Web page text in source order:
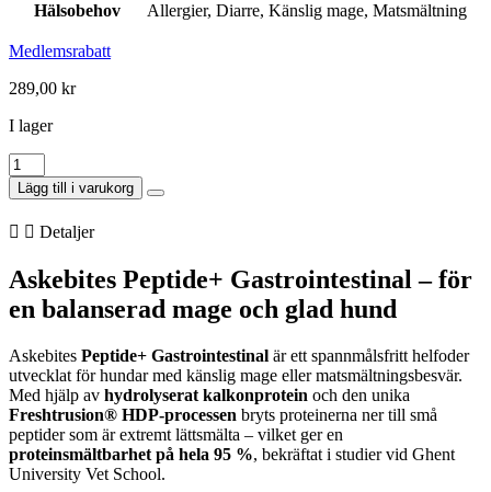
Hälsobehov Allergier, Diarre, Känslig mage, Matsmältning
Medlemsrabatt
289,00 kr
I lager
Askebites
Gastrointestinal
Hypoallergenisk
Hydrolyserat
1,5kg
Lägg till i varukorg
Detaljer
Askebites Peptide+ Gastrointestinal – för
en balanserad mage och glad hund
Askebites Peptide+ Gastrointestinal är ett spannmålsfritt helfoder
utvecklat för hundar med känslig mage eller matsmältningsbesvär.
Med hjälp av hydrolyserat kalkonprotein och den unika
Freshtrusion® HDP-processen bryts proteinerna ner till små
peptider som är extremt lättsmälta – vilket ger en
proteinsmältbarhet på hela 95 %, bekräftat i studier vid Ghent
University Vet School.